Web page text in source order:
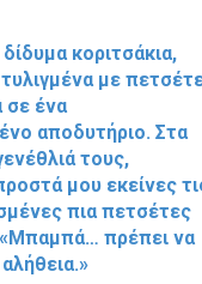
κοριτσάκια,
με
σε ένα
αποδυτήριο. Στα
τους,
μου εκείνες
πια πετσέτες
«Μπαμπά… πρέπει να